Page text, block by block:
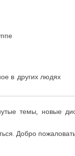
в других людях
темы, новые
Добро